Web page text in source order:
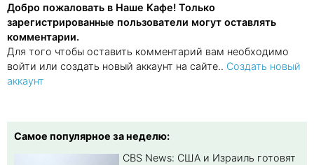
Добро пожаловать в Наше Кафе! Только
зарегистрированные пользователи могут оставлять
комментарии.
Для того чтобы оставить комментарий вам необходимо
войти или создать новый аккаунт на сайте.. Создать новый
аккаунт
Самое популярное за неделю:
CBS News: США и Израиль готовят